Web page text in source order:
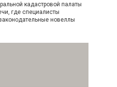
кадастровой палаты
где специалисты
новеллы